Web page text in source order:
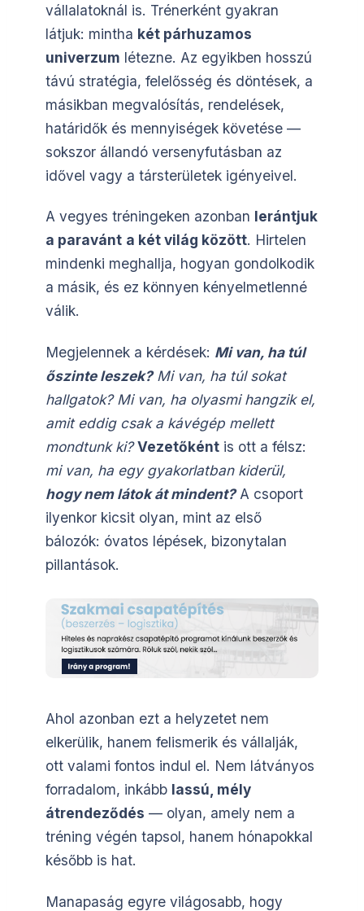
vállalatoknál is. Trénerként gyakran
látjuk: mintha két párhuzamos
univerzum létezne. Az egyikben hosszú
távú stratégia, felelősség és döntések, a
másikban megvalósítás, rendelések,
határidők és mennyiségek követése —
sokszor állandó versenyfutásban az
idővel vagy a társterületek igényeivel.
A vegyes tréningeken azonban lerántjuk
a paravánt a két világ között. Hirtelen
mindenki meghallja, hogyan gondolkodik
a másik, és ez könnyen kényelmetlenné
válik.
Megjelennek a kérdések: Mi van, ha túl
őszinte leszek?Mi van, ha túl sokat
hallgatok? Mi van, ha olyasmi hangzik el,
amit eddig csak a kávégép mellett
mondtunk ki? Vezetőként is ott a félsz:
mi van, ha egy gyakorlatban kiderül,
hogy nem látok át mindent?A csoport
ilyenkor kicsit olyan, mint az első
bálozók: óvatos lépések, bizonytalan
pillantások.
Ahol azonban ezt a helyzetet nem
elkerülik, hanem felismerik és vállalják,
ott valami fontos indul el. Nem látványos
forradalom, inkább lassú, mély
átrendeződés — olyan, amely nem a
tréning végén tapsol, hanem hónapokkal
később is hat.
Manapaság egyre világosabb, hogy